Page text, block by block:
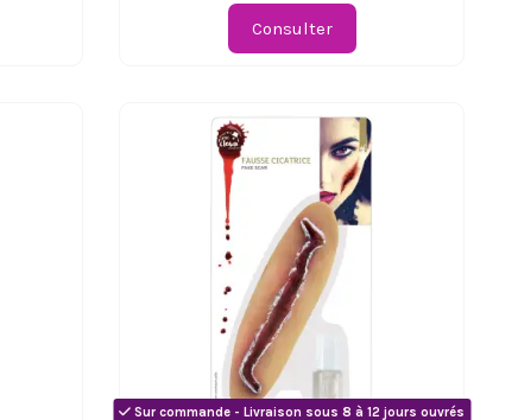
Consulter
Sur commande - Livraison sous 8 à 12 jours ouvrés